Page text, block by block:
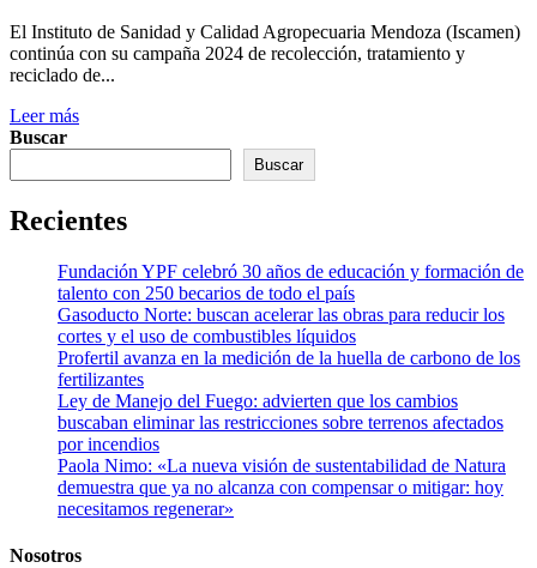
El Instituto de Sanidad y Calidad Agropecuaria Mendoza (Iscamen)
continúa con su campaña 2024 de recolección, tratamiento y
reciclado de...
Leer más
Buscar
Buscar
Recientes
Fundación YPF celebró 30 años de educación y formación de
talento con 250 becarios de todo el país
Gasoducto Norte: buscan acelerar las obras para reducir los
cortes y el uso de combustibles líquidos
Profertil avanza en la medición de la huella de carbono de los
fertilizantes
Ley de Manejo del Fuego: advierten que los cambios
buscaban eliminar las restricciones sobre terrenos afectados
por incendios
Paola Nimo: «La nueva visión de sustentabilidad de Natura
demuestra que ya no alcanza con compensar o mitigar: hoy
necesitamos regenerar»
Nosotros